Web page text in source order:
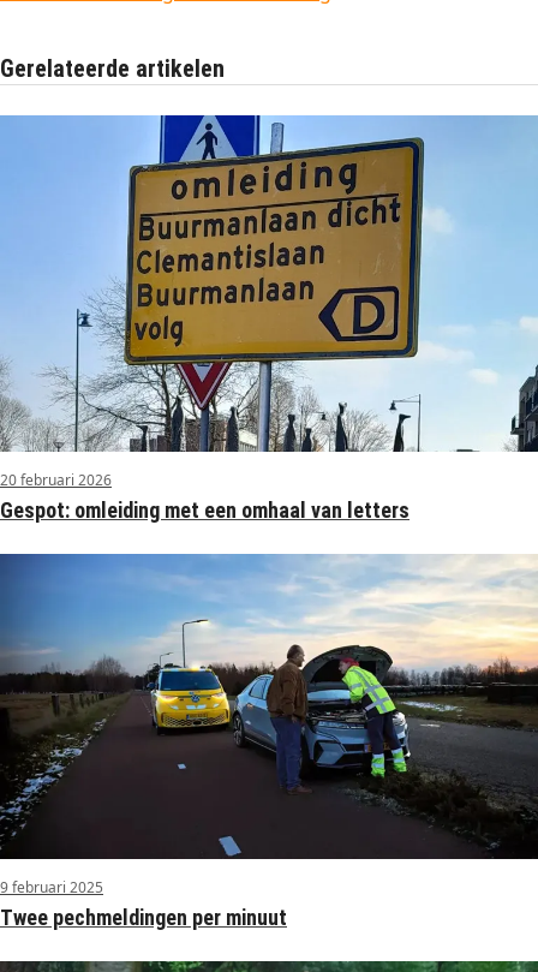
Gerelateerde artikelen
20 februari 2026
Gespot: omleiding met een omhaal van letters
9 februari 2025
Twee pechmeldingen per minuut